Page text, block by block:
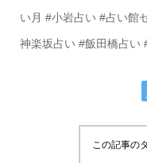
い月 #小岩占い #占い館
神楽坂占い #飯田橋占い
この記事の